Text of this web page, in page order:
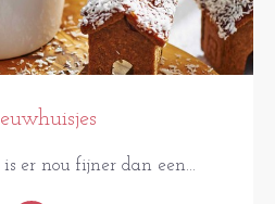
is er nou fijner dan een...